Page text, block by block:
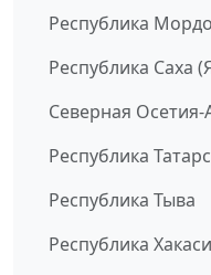
Республика
Республика Саха
Северная Осетия-
Республика
Республика Тыва
Республика